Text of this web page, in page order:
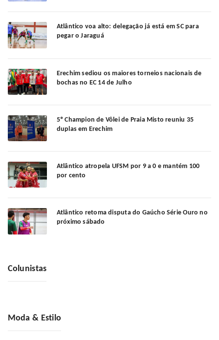
Atlântico voa alto: delegação já está em SC para
pegar o Jaraguá
Erechim sediou os maiores torneios nacionais de
bochas no EC 14 de Julho
5º Champion de Vôlei de Praia Misto reuniu 35
duplas em Erechim
Atlântico atropela UFSM por 9 a 0 e mantém 100
por cento
Atlântico retoma disputa do Gaúcho Série Ouro no
próximo sábado
Colunistas
Moda & Estilo